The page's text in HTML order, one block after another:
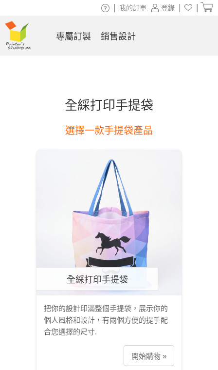
全綵打印手提袋
選擇一款手提袋產品
全綵打印手提袋
把你的設計印滿整個手提袋，展示你的
個人風格和設計，有兩個方便的提手配
合您選擇的尺寸.
開始購物 »
登錄
我的訂單
專屬訂製 銷售設計